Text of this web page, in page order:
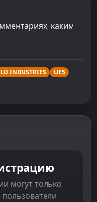
каким
INDUSTRIES UE5
могут только